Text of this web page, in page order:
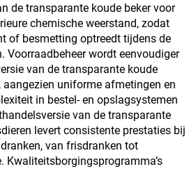
de transparante koude beker voor
chemische weerstand, zodat
of besmetting optreedt tijdens de
Voorraadbeheer wordt eenvoudiger
van de transparante koude
aangezien uniforme afmetingen en
in bestel- en opslagsystemen
van de transparante
levert consistente prestaties bij
van frisdranken tot
Kwaliteitsborgingsprogramma’s